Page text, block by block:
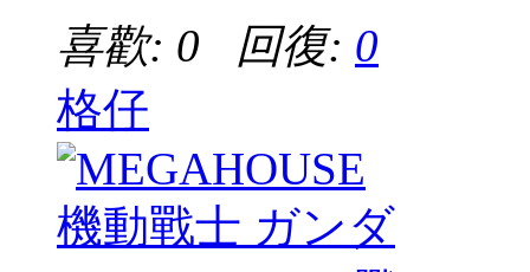
喜歡: 0 回復: 0
格仔